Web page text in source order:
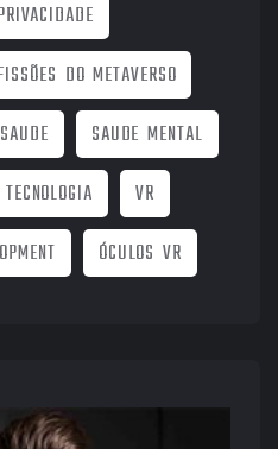
DO METAVERSO
SAUDE
SAUDE MENTAL
TECNOLOGIA
VR
ÓCULOS VR